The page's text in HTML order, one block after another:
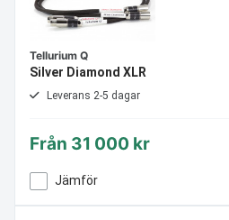
Tellurium Q
Silver Diamond XLR
Leverans 2-5 dagar
Från 31 000 kr
Jämför